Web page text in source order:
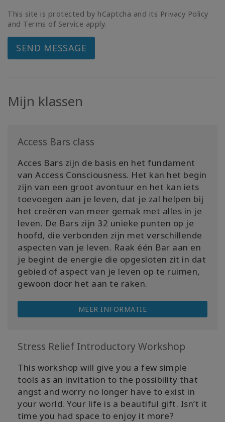
This site is protected by hCaptcha and its Privacy Policy
and Terms of Service apply.
SEND MESSAGE
Mijn klassen
Access Bars class
Acces Bars zijn de basis en het fundament
van Access Consciousness. Het kan het begin
zijn van een groot avontuur en het kan iets
toevoegen aan je leven, dat je zal helpen bij
het creëren van meer gemak met alles in je
leven. De Bars zijn 32 unieke punten op je
hoofd, die verbonden zijn met verschillende
aspecten van je leven. Raak één Bar aan en
je begint de energie die opgesloten zit in dat
gebied of aspect van je leven op te ruimen,
gewoon door het aan te raken.
MEER INFORMATIE
Stress Relief Introductory Workshop
This workshop will give you a few simple
tools as an invitation to the possibility that
angst and worry no longer have to exist in
your world. Your life is a beautiful gift. Isn’t it
time you had space to enjoy it more?